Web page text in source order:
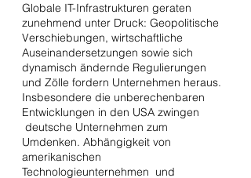
Globale IT-Infrastrukturen geraten
zunehmend unter Druck: Geopolitische
Verschiebungen, wirtschaftliche
Auseinandersetzungen sowie sich
dynamisch ändernde Regulierungen
und Zölle fordern Unternehmen heraus.
Insbesondere die unberechenbaren
Entwicklungen in den USA zwingen
deutsche Unternehmen zum
Umdenken. Abhängigkeit von
amerikanischen
Technologieunternehmen und